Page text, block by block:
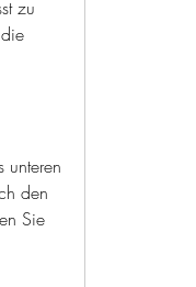
zu
unteren
den
Sie